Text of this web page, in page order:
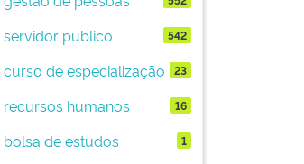
servidor publico 542
curso de especialização 23
recursos humanos 16
bolsa de estudos 1